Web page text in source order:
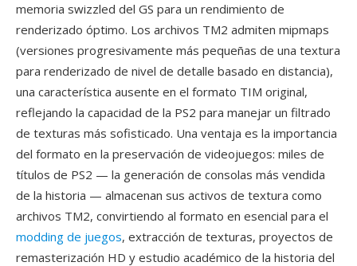
memoria swizzled del GS para un rendimiento de
renderizado óptimo. Los archivos TM2 admiten mipmaps
(versiones progresivamente más pequeñas de una textura
para renderizado de nivel de detalle basado en distancia),
una característica ausente en el formato TIM original,
reflejando la capacidad de la PS2 para manejar un filtrado
de texturas más sofisticado. Una ventaja es la importancia
del formato en la preservación de videojuegos: miles de
títulos de PS2 — la generación de consolas más vendida
de la historia — almacenan sus activos de textura como
archivos TM2, convirtiendo al formato en esencial para el
modding de juegos, extracción de texturas, proyectos de
remasterización HD y estudio académico de la historia del